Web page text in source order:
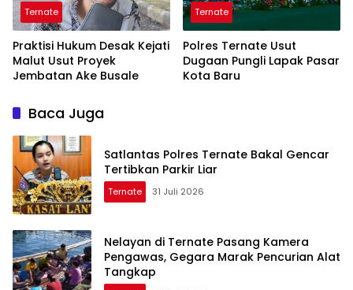
Ternate
Praktisi Hukum Desak Kejati
Malut Usut Proyek
Jembatan Ake Busale
Ternate
Polres Ternate Usut
Dugaan Pungli Lapak Pasar
Kota Baru
Baca Juga
Satlantas Polres Ternate Bakal Gencar
Tertibkan Parkir Liar
Ternate 31 Juli 2026
Nelayan di Ternate Pasang Kamera
Pengawas, Gegara Marak Pencurian Alat
Tangkap